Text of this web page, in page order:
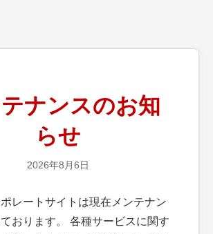
ナンスのお知
らせ
2026年8月6日
レートサイトは現在メンテナン
おります。 各種サービスに関す